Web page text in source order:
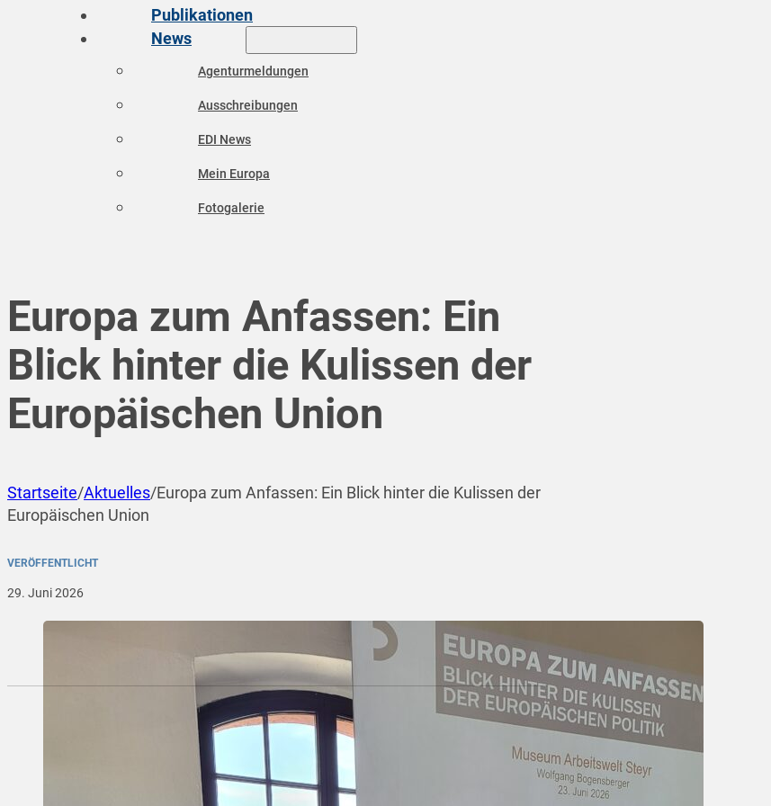
Publikationen
News
Agenturmeldungen
Ausschreibungen
EDI News
Mein Europa
Fotogalerie
Europa zum Anfassen: Ein
Blick hinter die Kulissen der
Europäischen Union
Startseite/Aktuelles/Europa zum Anfassen: Ein Blick hinter die Kulissen der
Europäischen Union
VERÖFFENTLICHT
29. Juni 2026